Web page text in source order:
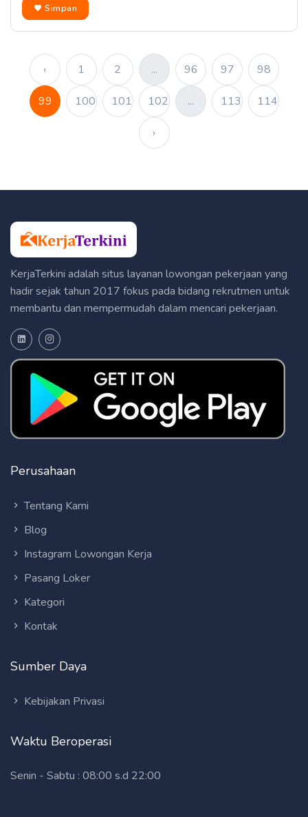
Simpan
‹ 1 2 ... 96 97 98
99 100 101 102 ... 113 114
›
KerjaTerkini adalah situs layanan lowongan pekerjaan yang
hadir sejak tahun 2017 fokus pada bidang rekrutmen untuk
membantu dan mempermudah dalam mencari pekerjaan.
Perusahaan
Tentang Kami
Blog
Instagram Lowongan Kerja
Pasang Loker
Kategori
Kontak
Sumber Daya
Kebijakan Privasi
Waktu Beroperasi
Senin - Sabtu : 08:00 s.d 22:00